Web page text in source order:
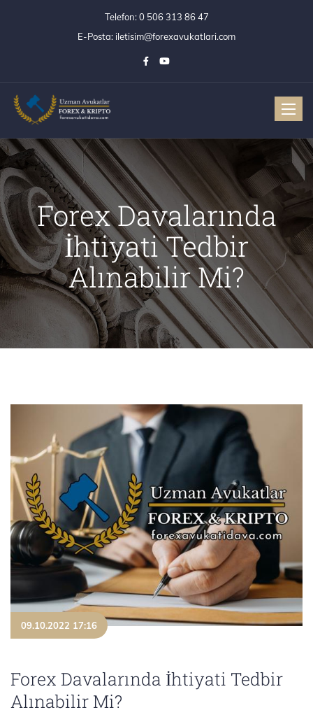
Telefon:0 506 313 86 47
E-Posta: iletisim@forexavukatlari.com
Forex Davalarında
İhtiyati Tedbir
Alınabilir Mi?
09.10.2022 17:16
Forex Davalarında İhtiyati Tedbir
Alınabilir Mi?